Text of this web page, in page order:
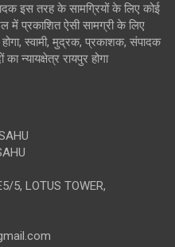
इस तरह के सामग्रियों के लिए कोई
में प्रकाशित ऐसी सामग्री के लिए
स्वामी, मुद्रक, प्रकाशक, संपादक
का न्यायक्षेत्र रायपुर होगा
5, LOTUS TOWER,